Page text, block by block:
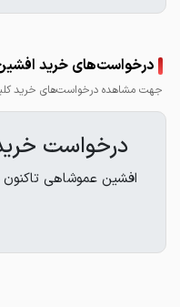
درخواست‌های خرید
جهت مشاهده درخواست‌های خرید
درخواست
افشین عموشاهی